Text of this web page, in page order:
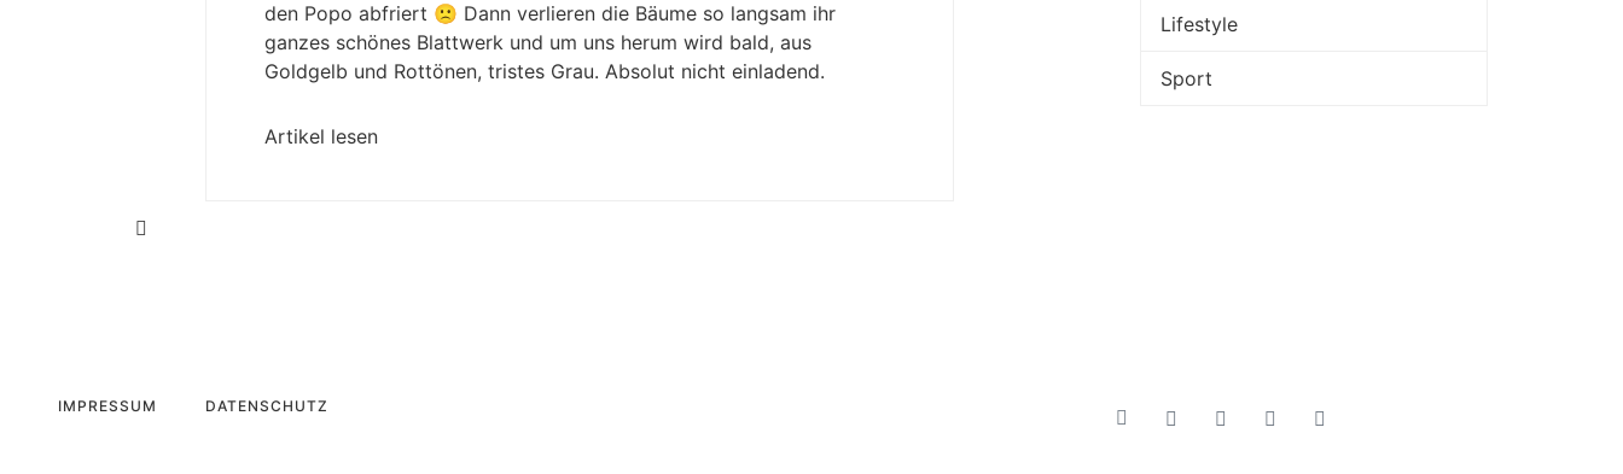
den Popo abfriert 🙁 Dann verlieren die Bäume so langsam ihr
ganzes schönes Blattwerk und um uns herum wird bald, aus
Goldgelb und Rottönen, tristes Grau. Absolut nicht einladend.
Artikel lesen
Lifestyle
Sport
IMPRESSUM DATENSCHUTZ